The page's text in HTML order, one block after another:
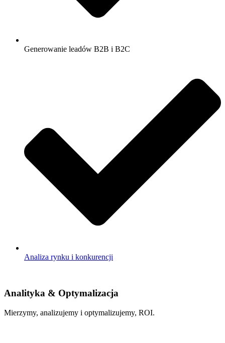
Generowanie leadów B2B i B2C
Analiza rynku i konkurencji
Analityka & Optymalizacja
Mierzymy, analizujemy i optymalizujemy, ROI.